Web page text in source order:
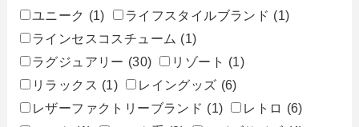
ユニーク (1) ライフスタイルブランド (1)
ラインセスコスチューム (1)
ラグジュアリー (30) リゾート (1)
リラックス (1) レイングッズ (6)
レザーファクトリーブランド (1) レトロ (6)